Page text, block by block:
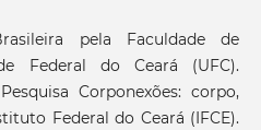
pela Faculdade de
Federal do Ceará (UFC).
Corponexões: corpo,
Federal do Ceará (IFCE).